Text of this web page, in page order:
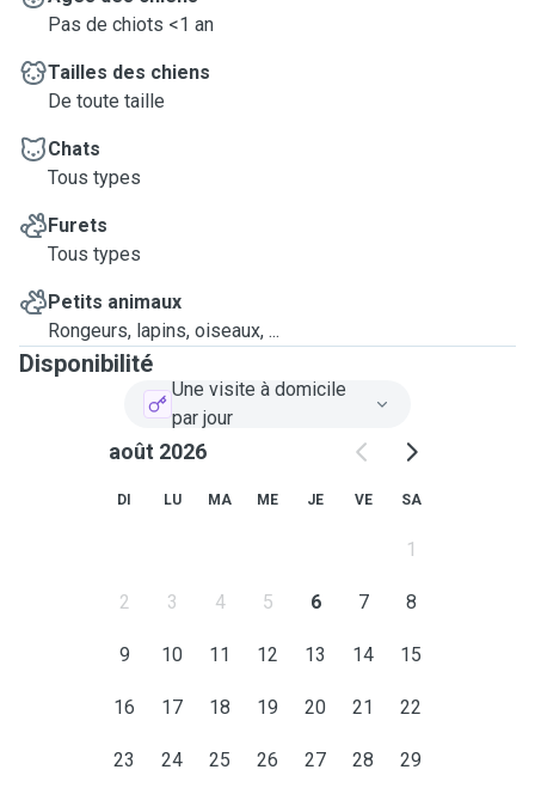
Pas de chiots <1 an
Tailles des chiens
De toute taille
Chats
Tous types
Furets
Tous types
Petits animaux
Rongeurs, lapins, oiseaux, ...
Disponibilité
Une visite à domicile
par jour
août 2026
DI LU MA ME JE VE SA
1
2 3 4 5 6 7 8
9 10 11 12 13 14 15
16 17 18 19 20 21 22
23 24 25 26 27 28 29